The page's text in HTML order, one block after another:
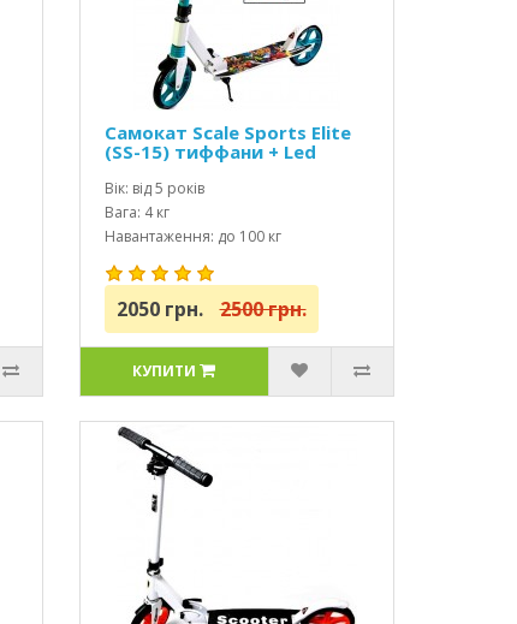
Самокат Scale Sports Elite
(SS-15) тиффани + Led
Вік: від 5 років
Вага: 4 кг
Навантаження: до 100 кг
2050 грн. 2500 грн.
КУПИТИ